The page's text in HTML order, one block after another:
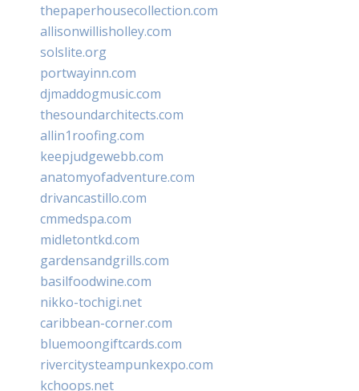
thepaperhousecollection.com
allisonwillisholley.com
solslite.org
portwayinn.com
djmaddogmusic.com
thesoundarchitects.com
allin1roofing.com
keepjudgewebb.com
anatomyofadventure.com
drivancastillo.com
cmmedspa.com
midletontkd.com
gardensandgrills.com
basilfoodwine.com
nikko-tochigi.net
caribbean-corner.com
bluemoongiftcards.com
rivercitysteampunkexpo.com
kchoops.net